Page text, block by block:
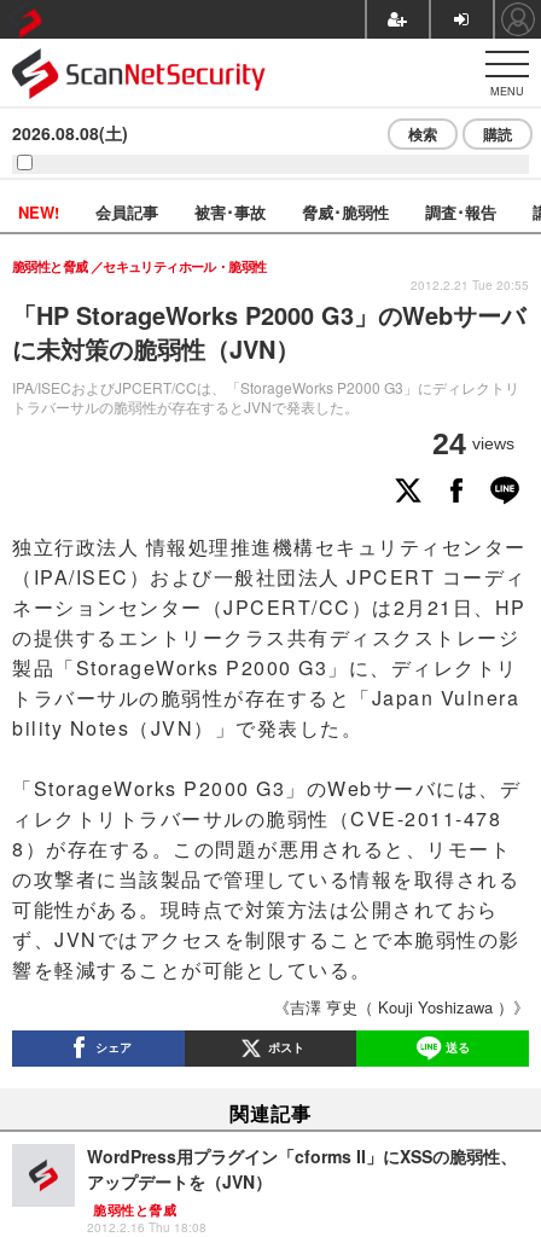
MENU
2026.08.08(土) 検索 購読
NEW! 会員記事 被害･事故 脅威･脆弱性 調査･報告
「HP StorageWorks P2000 G3」のWebサーバ
に未対策の脆弱性（JVN）
IPA/ISECおよびJPCERT/CCは、「StorageWorks P2000 G3」にディレクトリ
トラバーサルの脆弱性が存在するとJVNで発表した。
脆弱性と脅威 セキュリティホール・脆弱性
24 views
2012.2.21 Tue 20:55
独立行政法人 情報処理推進機構セキュリティセンター
（IPA/ISEC）および一般社団法人 JPCERT コーディ
ネーションセンター（JPCERT/CC）は2月21日、HP
の提供するエントリークラス共有ディスクストレージ
製品「StorageWorks P2000 G3」に、ディレクトリ
トラバーサルの脆弱性が存在すると「Japan Vulnera
bility Notes（JVN）」で発表した。
「StorageWorks P2000 G3」のWebサーバには、デ
ィレクトリトラバーサルの脆弱性（CVE-2011-478
8）が存在する。この問題が悪用されると、リモート
の攻撃者に当該製品で管理している情報を取得される
可能性がある。現時点で対策方法は公開されておら
ず、JVNではアクセスを制限することで本脆弱性の影
響を軽減することが可能としている。
《吉澤 亨史（ Kouji Yoshizawa ）》
シェア ポスト 送る
関連記事
WordPress用プラグイン「cforms II」にXSSの脆弱性、
アップデートを（JVN）
脆弱性と脅威
2012.2.16 Thu 18:08